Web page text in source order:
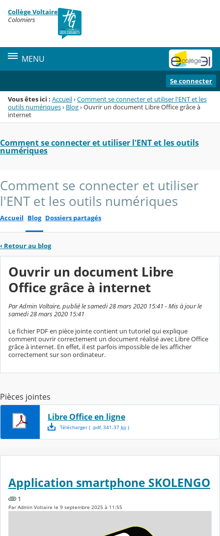
Menu de la rubrique
Contenu
Collège Voltaire
Colomiers
MENU
Se connecter
Vous êtes ici : Accueil›Comment se connecter et utiliser l'ENT et les
outils numériques› Blog›Ouvrir un document Libre Office grâce à
internet
Comment se connecter et utiliser l'ENT et les outils
numériques
Comment se connecter et utiliser
l'ENT et les outils numériques
Accueil Blog Dossiers partagés
‹ Retour au blog
Ouvrir un document Libre
Office grâce à internet
Par Admin Voltaire, publié le samedi 28 mars 2020 15:41 - Mis à jour le
samedi 28 mars 2020 15:41
Le fichier PDF en pièce jointe contient un tutoriel qui explique
comment ouvrir correctement un document réalisé avec Libre Office
grâce à internet. En effet, il est parfois impossible de les afficher
correctement sur son ordinateur.
Pièces jointes
Libre Office en ligne
Télécharger( .pdf, 341.37 ko)
Application smartphone SKOLENGO
1
Par Admin Voltaire le 9 septembre 2025 à 11:55